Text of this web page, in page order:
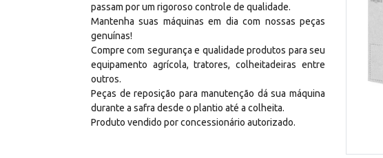
passam por um rigoroso controle de qualidade.
Mantenha suas máquinas em dia com nossas peças
genuínas!
Compre com segurança e qualidade produtos para seu
equipamento agrícola, tratores, colheitadeiras entre
outros.
Peças de reposição para manutenção dá sua máquina
durante a safra desde o plantio até a colheita.
Produto vendido por concessionário autorizado.